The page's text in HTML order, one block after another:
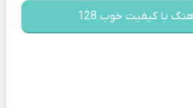
با کیفیت خوب 128